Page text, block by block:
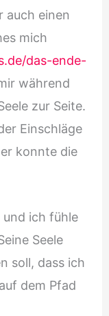
auch einen
mich
das-ende-
während
zur Seite.
Einschläge
konnte die
ich fühle
Seele
soll, dass ich
dem Pfad